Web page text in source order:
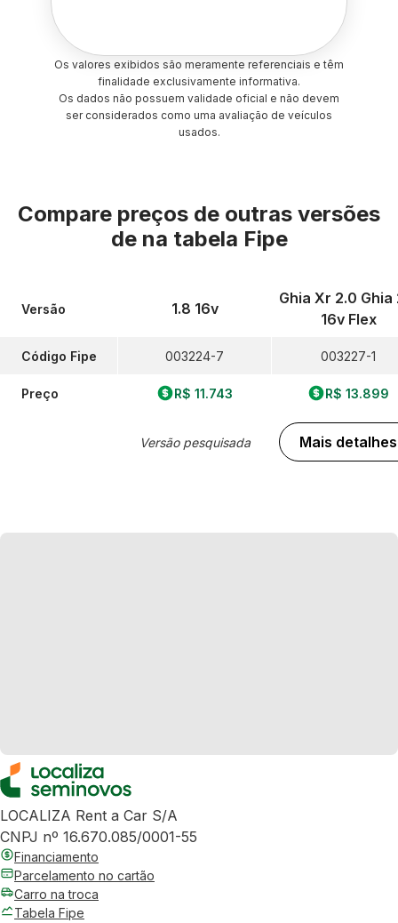
Os valores exibidos são meramente referenciais e têm
finalidade exclusivamente informativa.
Os dados não possuem validade oficial e não devem
ser considerados como uma avaliação de veículos
usados.
Compare preços de outras versões
de na tabela Fipe
Versão
Código Fipe
Preço
1.8 16v
003224-7
R$ 11.743
Versão pesquisada
Ghia Xr 2.0 Ghia
16v Flex
003227-1
R$ 13.899
Mais detalhes
LOCALIZA Rent a Car S/A
CNPJ nº 16.670.085/0001-55
Financiamento
Parcelamento no cartão
Carro na troca
Tabela Fipe